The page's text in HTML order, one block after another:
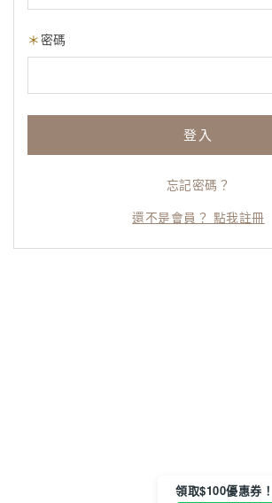
密碼
登入
忘記密碼？
還不是會員？ 點我註冊
領取$100優惠券！